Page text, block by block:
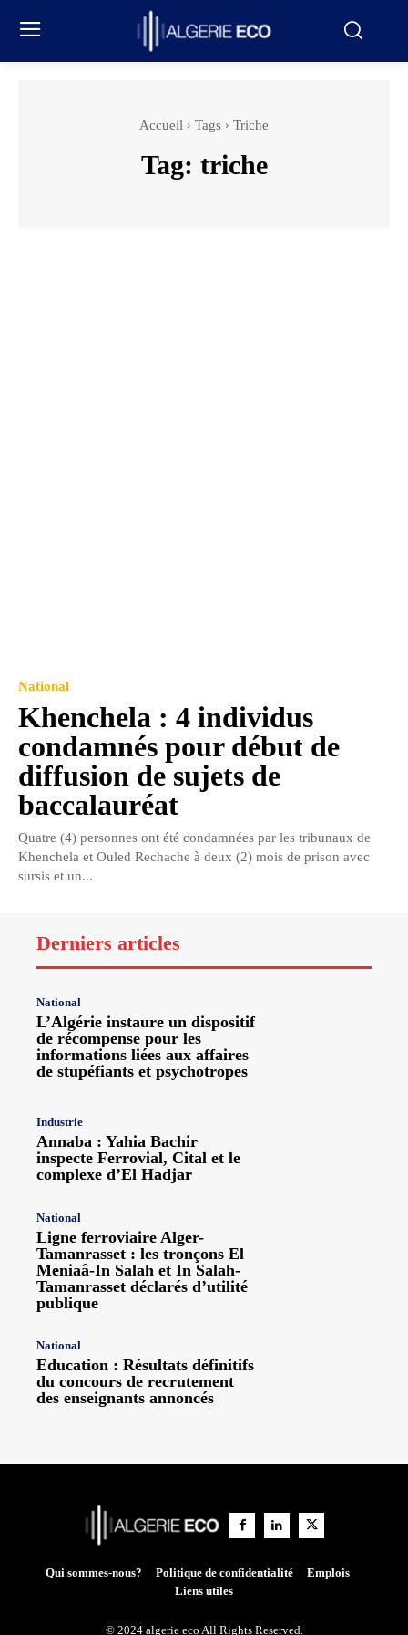
Accueil Tags Triche
Tag: triche
National
Khenchela : 4 individus
condamnés pour début de
diffusion de sujets de
baccalauréat
Quatre (4) personnes ont été condamnées par les tribunaux de
Khenchela et Ouled Rechache à deux (2) mois de prison avec
sursis et un...
Derniers articles
National
L’Algérie instaure un dispositif
de récompense pour les
informations liées aux affaires
de stupéfiants et psychotropes
Industrie
Annaba : Yahia Bachir
inspecte Ferrovial, Cital et le
complexe d’El Hadjar
National
Ligne ferroviaire Alger-
Tamanrasset : les tronçons El
Meniaâ-In Salah et In Salah-
Tamanrasset déclarés d’utilité
publique
National
Education : Résultats définitifs
du concours de recrutement
des enseignants annoncés
Qui sommes-nous? Politique de confidentialité
Emplois
Liens utiles
© 2024 algerie eco All Rights Reserved.